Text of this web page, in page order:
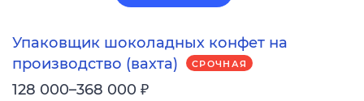
Упаковщик шоколадных конфет на
производство (вахта)
СРОЧНАЯ
128 000–368 000 ₽